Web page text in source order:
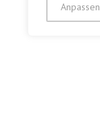
Anpassen